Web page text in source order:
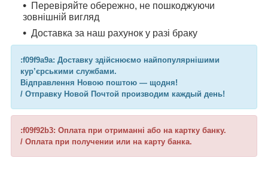
Перевіряйте обережно, не пошкоджуючи
зовнішній вигляд
Доставка за наш рахунок у разі браку
:f09f9a9a: Доставку здійснюємо найпопулярнішими
кур’єрськими службами.
Відправлення Новою поштою — щодня!
/ Отправку Новой Почтой производим каждый день!
:f09f92b3: Оплата при отриманні або на картку банку.
/ Оплата при получении или на карту банка.